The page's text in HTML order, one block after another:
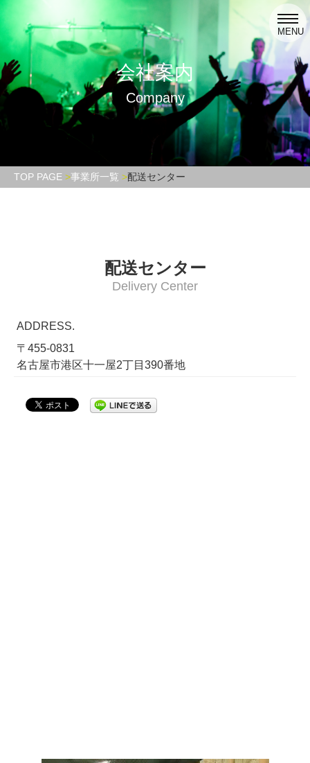
MENU
会社案内
Company
TOP PAGE 事業所一覧 配送センター
配送センター
Delivery Center
ADDRESS.
〒455-0831
名古屋市港区十一屋2丁目390番地